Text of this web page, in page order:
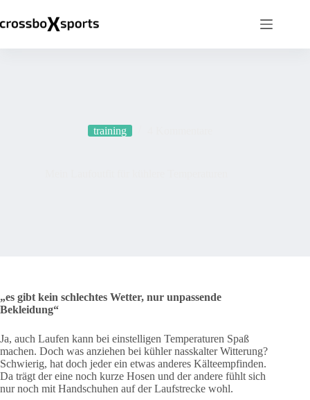
springen
training
„es gibt kein schlechtes Wetter, nur unpassende
Bekleidung“
Ja, auch Laufen kann bei einstelligen Temperaturen Spaß
machen. Doch was anziehen bei kühler nasskalter Witterung?
Schwierig, hat doch jeder ein etwas anderes Kälteempfinden.
Da trägt der eine noch kurze Hosen und der andere fühlt sich
nur noch mit Handschuhen auf der Laufstrecke wohl.